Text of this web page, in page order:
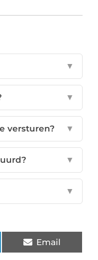
▼
▼
versturen? ▼
▼
▼
Email